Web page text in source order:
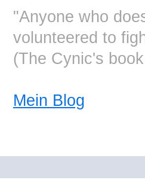
"Anyone who
volunteered to
(The Cynic's
Mein Blog